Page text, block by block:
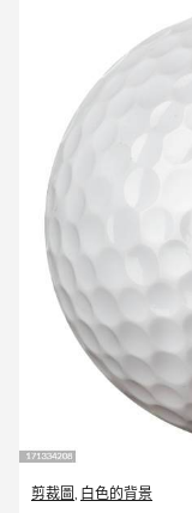
剪裁圖, 白色的背景